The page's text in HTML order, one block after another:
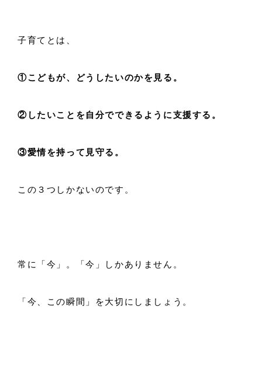
子育てとは、
①こどもが、どうしたいのかを見る。
②したいことを自分でできるように支援する。
③愛情を持って見守る。
この３つしかないのです。
常に「今」。「今」しかありません。
「今、この瞬間」を大切にしましょう。